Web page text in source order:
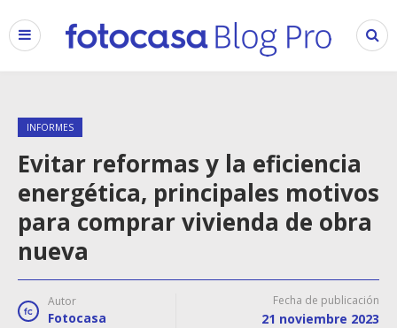
INFORMES
Evitar reformas y la eficiencia
energética, principales motivos
para comprar vivienda de obra
nueva
Autor
Fotocasa
Fecha de publicación
21 noviembre 2023